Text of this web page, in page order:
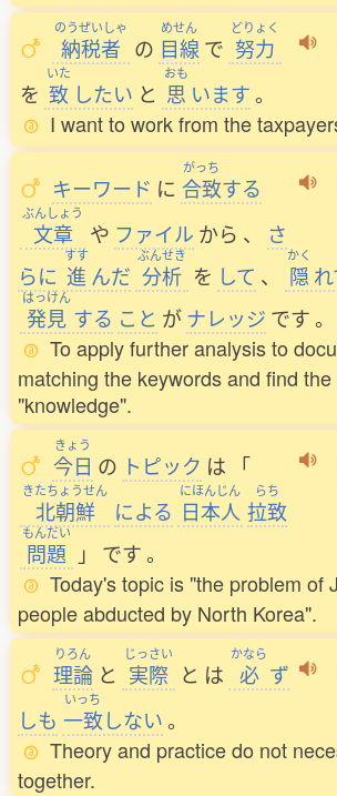
のうぜいしゃ
納税者 の
めせん
目線 で
どりょく
努力
を
いた
致 したい と
おも
思 います。
I want to work from the
キーワード に
がっち
合致する
ぶんしょう
文章 や ファイル から 、
さ
らに
すす
進 んだ
ぶんせき
分析 を して 、
かく
隠
はっけん
発見 する こと がナレッジ です。
To apply further analysis to
matching the keywords and find
"knowledge".
きょう
今日 の トピック は 「
きたちょうせん
北朝鮮 による
にほんじん
日本人
らち
拉致
もんだい
問題 」 です。
Today's topic is "the problem of
people abducted by North Korea".
りろん
理論 と
じっさい
実際 と は
かなら
必 ず
しも
いっち
一致しない。
Theory and practice do not
together.